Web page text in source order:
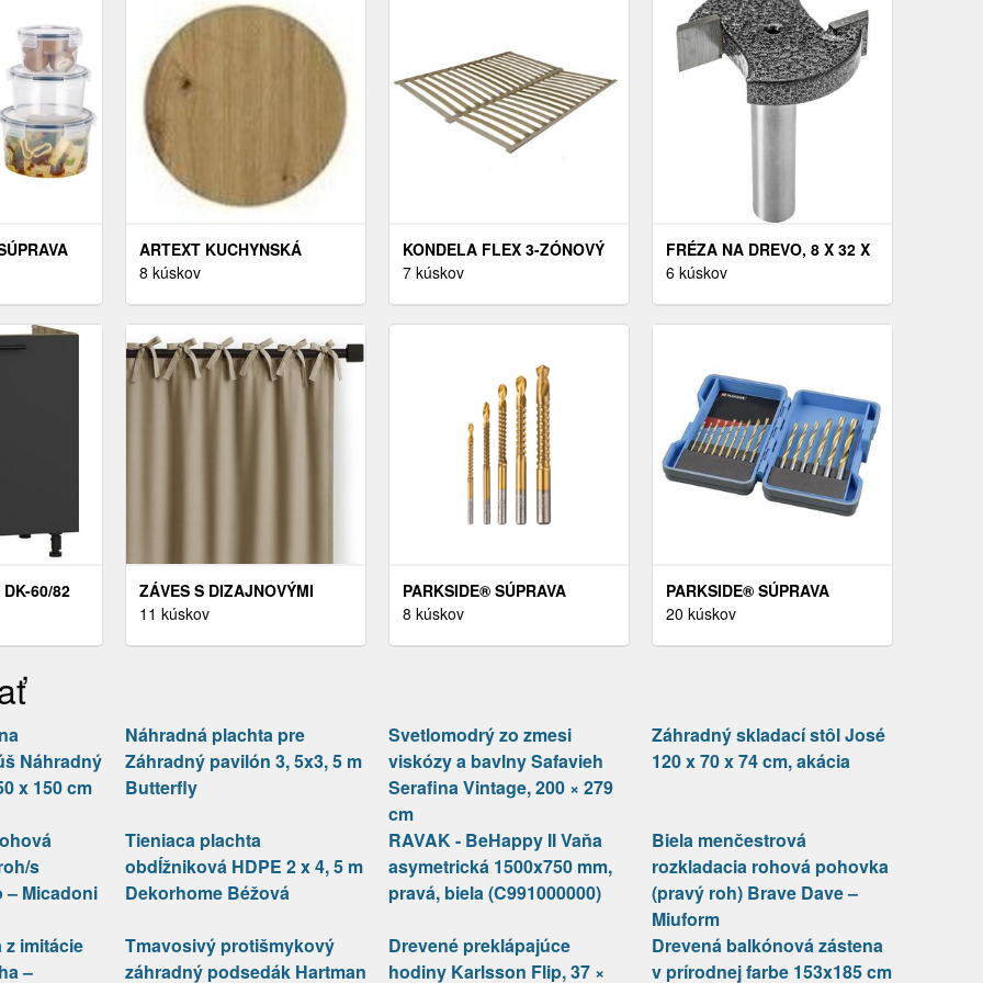
6-
ARTEXT KUCHYNSKÁ
SKRINKA SPODNÁ, D2A/90
8 kúskov
KONDELA FLEX 3-ZÓNOVÝ
LAMELOVÝ ROŠT 180X200
7 kúskov
FRÉZA NA DREVO, 8 X 32 X
8 X 9, 4 MM, DREL
6 kúskov
60/82
ZÁVES S DIZAJNOVÝMI
PÚTKAMI CARLI 140X250
11 kúskov
PARKSIDE® SÚPRAVA
ŠPECIÁLNYCH VRTÁKOV
8 kúskov
PARKSIDE® SÚPRAVA
VRTÁKOV/SKRUTKOVACÍCH
20 kúskov
Náhradný
x 150 cm
Náhradná plachta pre
Záhradný pavilón 3, 5x3, 5 m
Butterfly
Svetlomodrý zo zmesi
viskózy a bavlny Safavieh
Serafina Vintage, 200 × 279
cm
Záhradný skladací stôl José
120 x 70 x 74 cm, akácia
s
– Micadoni
Tieniaca plachta
obdĺžniková HDPE 2 x 4, 5 m
Dekorhome Béžová
RAVAK - BeHappy II Vaňa
asymetrická 1500x750 mm,
pravá, biela (C991000000)
Biela menčestrová
rozkladacia rohová pohovka
(pravý roh) Brave Dave –
Miuform
imitácie
–
Tmavosivý protišmykový
záhradný podsedák Hartman
Drevené preklápajúce
hodiny Karlsson Flip, 37 ×
Drevená balkónová zástena
v prírodnej farbe 153x185 cm